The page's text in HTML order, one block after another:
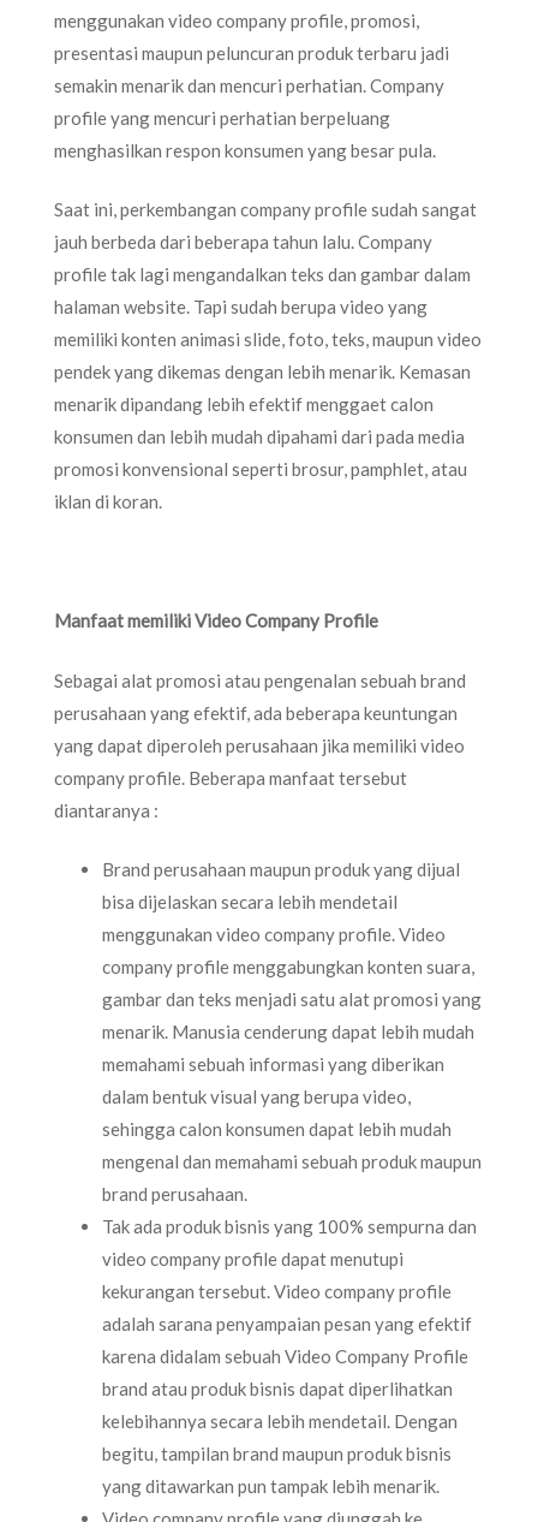
menggunakan video company profile, promosi,
presentasi maupun peluncuran produk terbaru jadi
semakin menarik dan mencuri perhatian. Company
profile yang mencuri perhatian berpeluang
menghasilkan respon konsumen yang besar pula.
Saat ini, perkembangan company profile sudah sangat
jauh berbeda dari beberapa tahun lalu. Company
profile tak lagi mengandalkan teks dan gambar dalam
halaman website. Tapi sudah berupa video yang
memiliki konten animasi slide, foto, teks, maupun video
pendek yang dikemas dengan lebih menarik. Kemasan
menarik dipandang lebih efektif menggaet calon
konsumen dan lebih mudah dipahami dari pada media
promosi konvensional seperti brosur, pamphlet, atau
iklan di koran.
Manfaat memiliki Video Company Profile
Sebagai alat promosi atau pengenalan sebuah brand
perusahaan yang efektif, ada beberapa keuntungan
yang dapat diperoleh perusahaan jika memiliki video
company profile. Beberapa manfaat tersebut
diantaranya :
Brand perusahaan maupun produk yang dijual
bisa dijelaskan secara lebih mendetail
menggunakan video company profile. Video
company profile menggabungkan konten suara,
gambar dan teks menjadi satu alat promosi yang
menarik. Manusia cenderung dapat lebih mudah
memahami sebuah informasi yang diberikan
dalam bentuk visual yang berupa video,
sehingga calon konsumen dapat lebih mudah
mengenal dan memahami sebuah produk maupun
brand perusahaan.
Tak ada produk bisnis yang 100% sempurna dan
video company profile dapat menutupi
kekurangan tersebut. Video company profile
adalah sarana penyampaian pesan yang efektif
karena didalam sebuah Video Company Profile
brand atau produk bisnis dapat diperlihatkan
kelebihannya secara lebih mendetail. Dengan
begitu, tampilan brand maupun produk bisnis
yang ditawarkan pun tampak lebih menarik.